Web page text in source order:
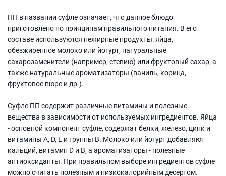
ПП в названии суфле означает, что данное блюдо
приготовлено по принципам правильного питания. В его
составе используются нежирные продукты: яйца,
обезжиренное молоко или йогурт, натуральные
сахарозаменители (например, стевию) или фруктовый сахар, а
также натуральные ароматизаторы (ваниль, корица,
фруктовое пюре и др.).
Суфле ПП содержит различные витамины и полезные
вещества в зависимости от используемых ингредиентов. Яйца
- основной компонент суфле, содержат белки, железо, цинк и
витамины A, D, E и группы B. Молоко или йогурт добавляют
кальций, витамин D и B, а ароматизаторы - полезные
антиоксиданты. При правильном выборе ингредиентов суфле
можно считать полезным и низкокалорийным десертом.